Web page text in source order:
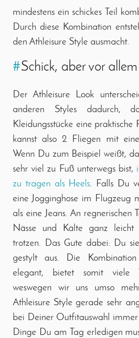
mindestens ein schickes Teil
Durch diese Kombination
den Athleisure Style ausmacht.
#Schick, aber vor
Der Athleisure Look
anderen Styles dadurch,
Kleidungsstücke eine praktische
kannst also 2 Fliegen mit
Wenn Du zum Beispiel weißt,
sehr viel zu Fuß unterwegs bist,
zu tragen als Heels. Falls Du
eine Jogginghose im Flugzeug
als eine Jeans. An regnerischen
Nässe und Kälte ganz
trotzen. Das Gute dabei: Du
gestylt aus. Die
elegant, bietet somit viele
weswegen wir uns umso
Athleisure Style gerade sehr
bei Deiner Outfitauswahl
Dinge Du am Tag erledigen